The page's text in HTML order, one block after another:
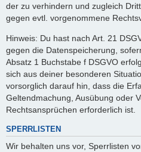
der zu verhindern und zugleich
gegen evtl. vorgenommene
Hinweis: Du hast nach Art. 21
gegen die Datenspeicherung,
Absatz 1 Buchstabe f DSGVO
sich aus deiner besonderen
vorsorglich darauf hin, dass die
Geltendmachung, Ausübung oder
Rechtsansprüchen erforderlich ist.
SPERRLISTEN
Wir behalten uns vor, Sperrlisten